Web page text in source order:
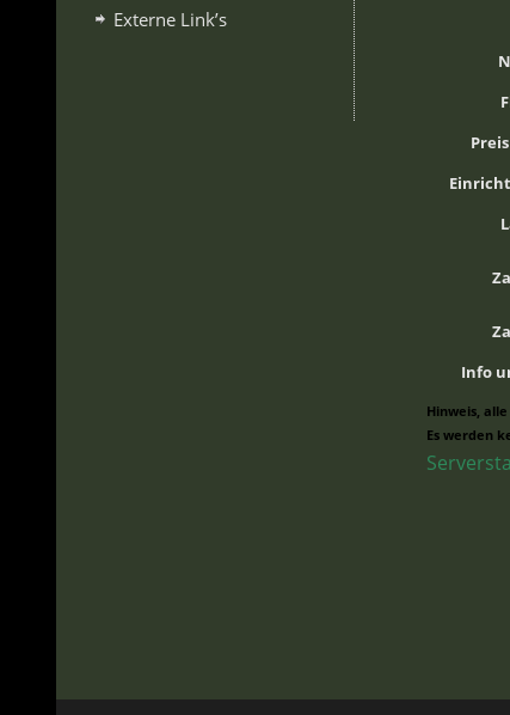
Info
Hinweis,
Es werden
Externe Link’s